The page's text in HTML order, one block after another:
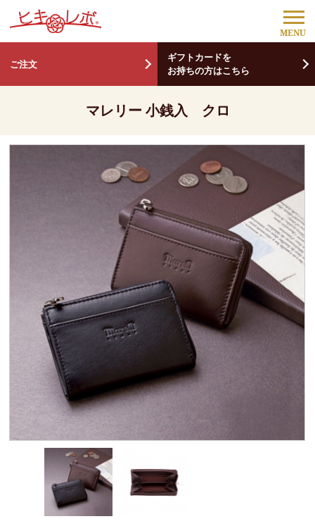
ご注文
ギフトカードを
お持ちの方はこちら
マレリー 小銭入 クロ